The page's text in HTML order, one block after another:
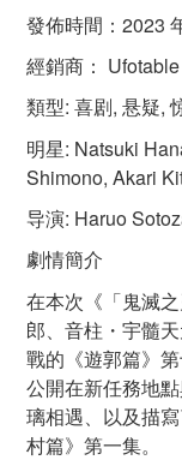
發佈時間：2023
經銷商： Ufotable
類型: 喜剧, 悬疑,
明星: Natsuki
Shimono, Akari
导演: Haruo
劇情簡介
在本次《「鬼滅
郎、音柱・宇髓
戰的《遊郭篇》
公開在新任務地
璃相遇、以及描
村篇》第一集。